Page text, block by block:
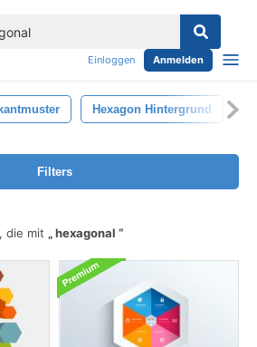
Einloggen Anmelden
Hexagon Hintergrund
Filters
die mit
hexagonal